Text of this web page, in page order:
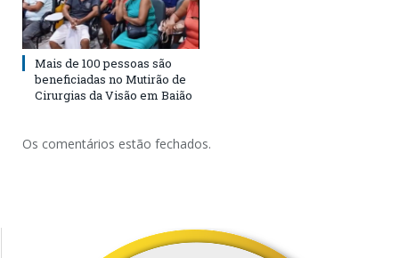
Mais de 100 pessoas são
beneficiadas no Mutirão de
Cirurgias da Visão em Baião
Os comentários estão fechados.